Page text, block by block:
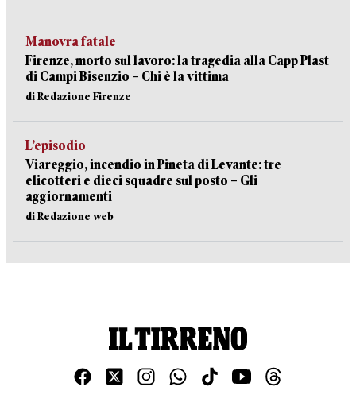
Manovra fatale
Firenze, morto sul lavoro: la tragedia alla Capp Plast
di Campi Bisenzio – Chi è la vittima
di Redazione Firenze
L’episodio
Viareggio, incendio in Pineta di Levante: tre
elicotteri e dieci squadre sul posto – Gli
aggiornamenti
di Redazione web